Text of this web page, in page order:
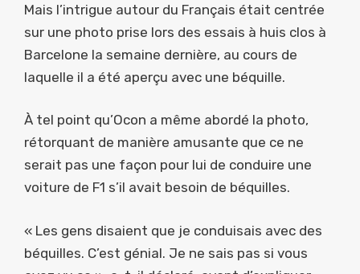
Mais l’intrigue autour du Français était centrée
sur une photo prise lors des essais à huis clos à
Barcelone la semaine dernière, au cours de
laquelle il a été aperçu avec une béquille.
À tel point qu’Ocon a même abordé la photo,
rétorquant de manière amusante que ce ne
serait pas une façon pour lui de conduire une
voiture de F1 s’il avait besoin de béquilles.
« Les gens disaient que je conduisais avec des
béquilles. C’est génial. Je ne sais pas si vous